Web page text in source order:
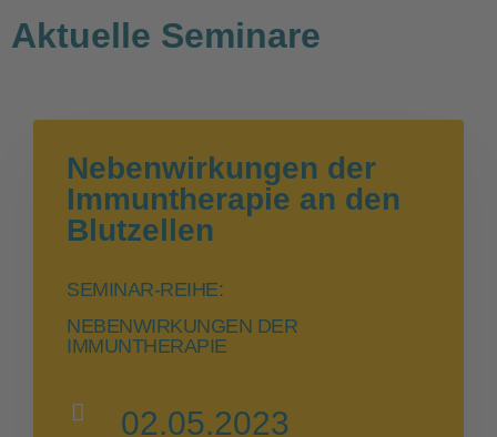
Aktuelle Seminare
Nebenwirkungen der
Immuntherapie an den
Blutzellen
SEMINAR-REIHE:
NEBENWIRKUNGEN DER
IMMUNTHERAPIE
02.05.2023